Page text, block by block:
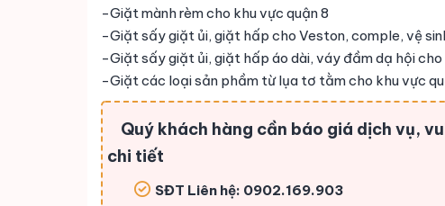
-Giặt mành rèm cho khu vực quận 8
-Giặt sấy giặt ủi, giặt hấp cho Veston, comple, vệ
-Giặt sấy giặt ủi, giặt hấp áo dài, váy đầm dạ hội cho
-Giặt các loại sản phầm từ lụa tơ tằm cho khu vực
Quý khách hàng cần báo giá dịch vụ,
chi tiết
SĐT Liên hệ: 0902.169.903